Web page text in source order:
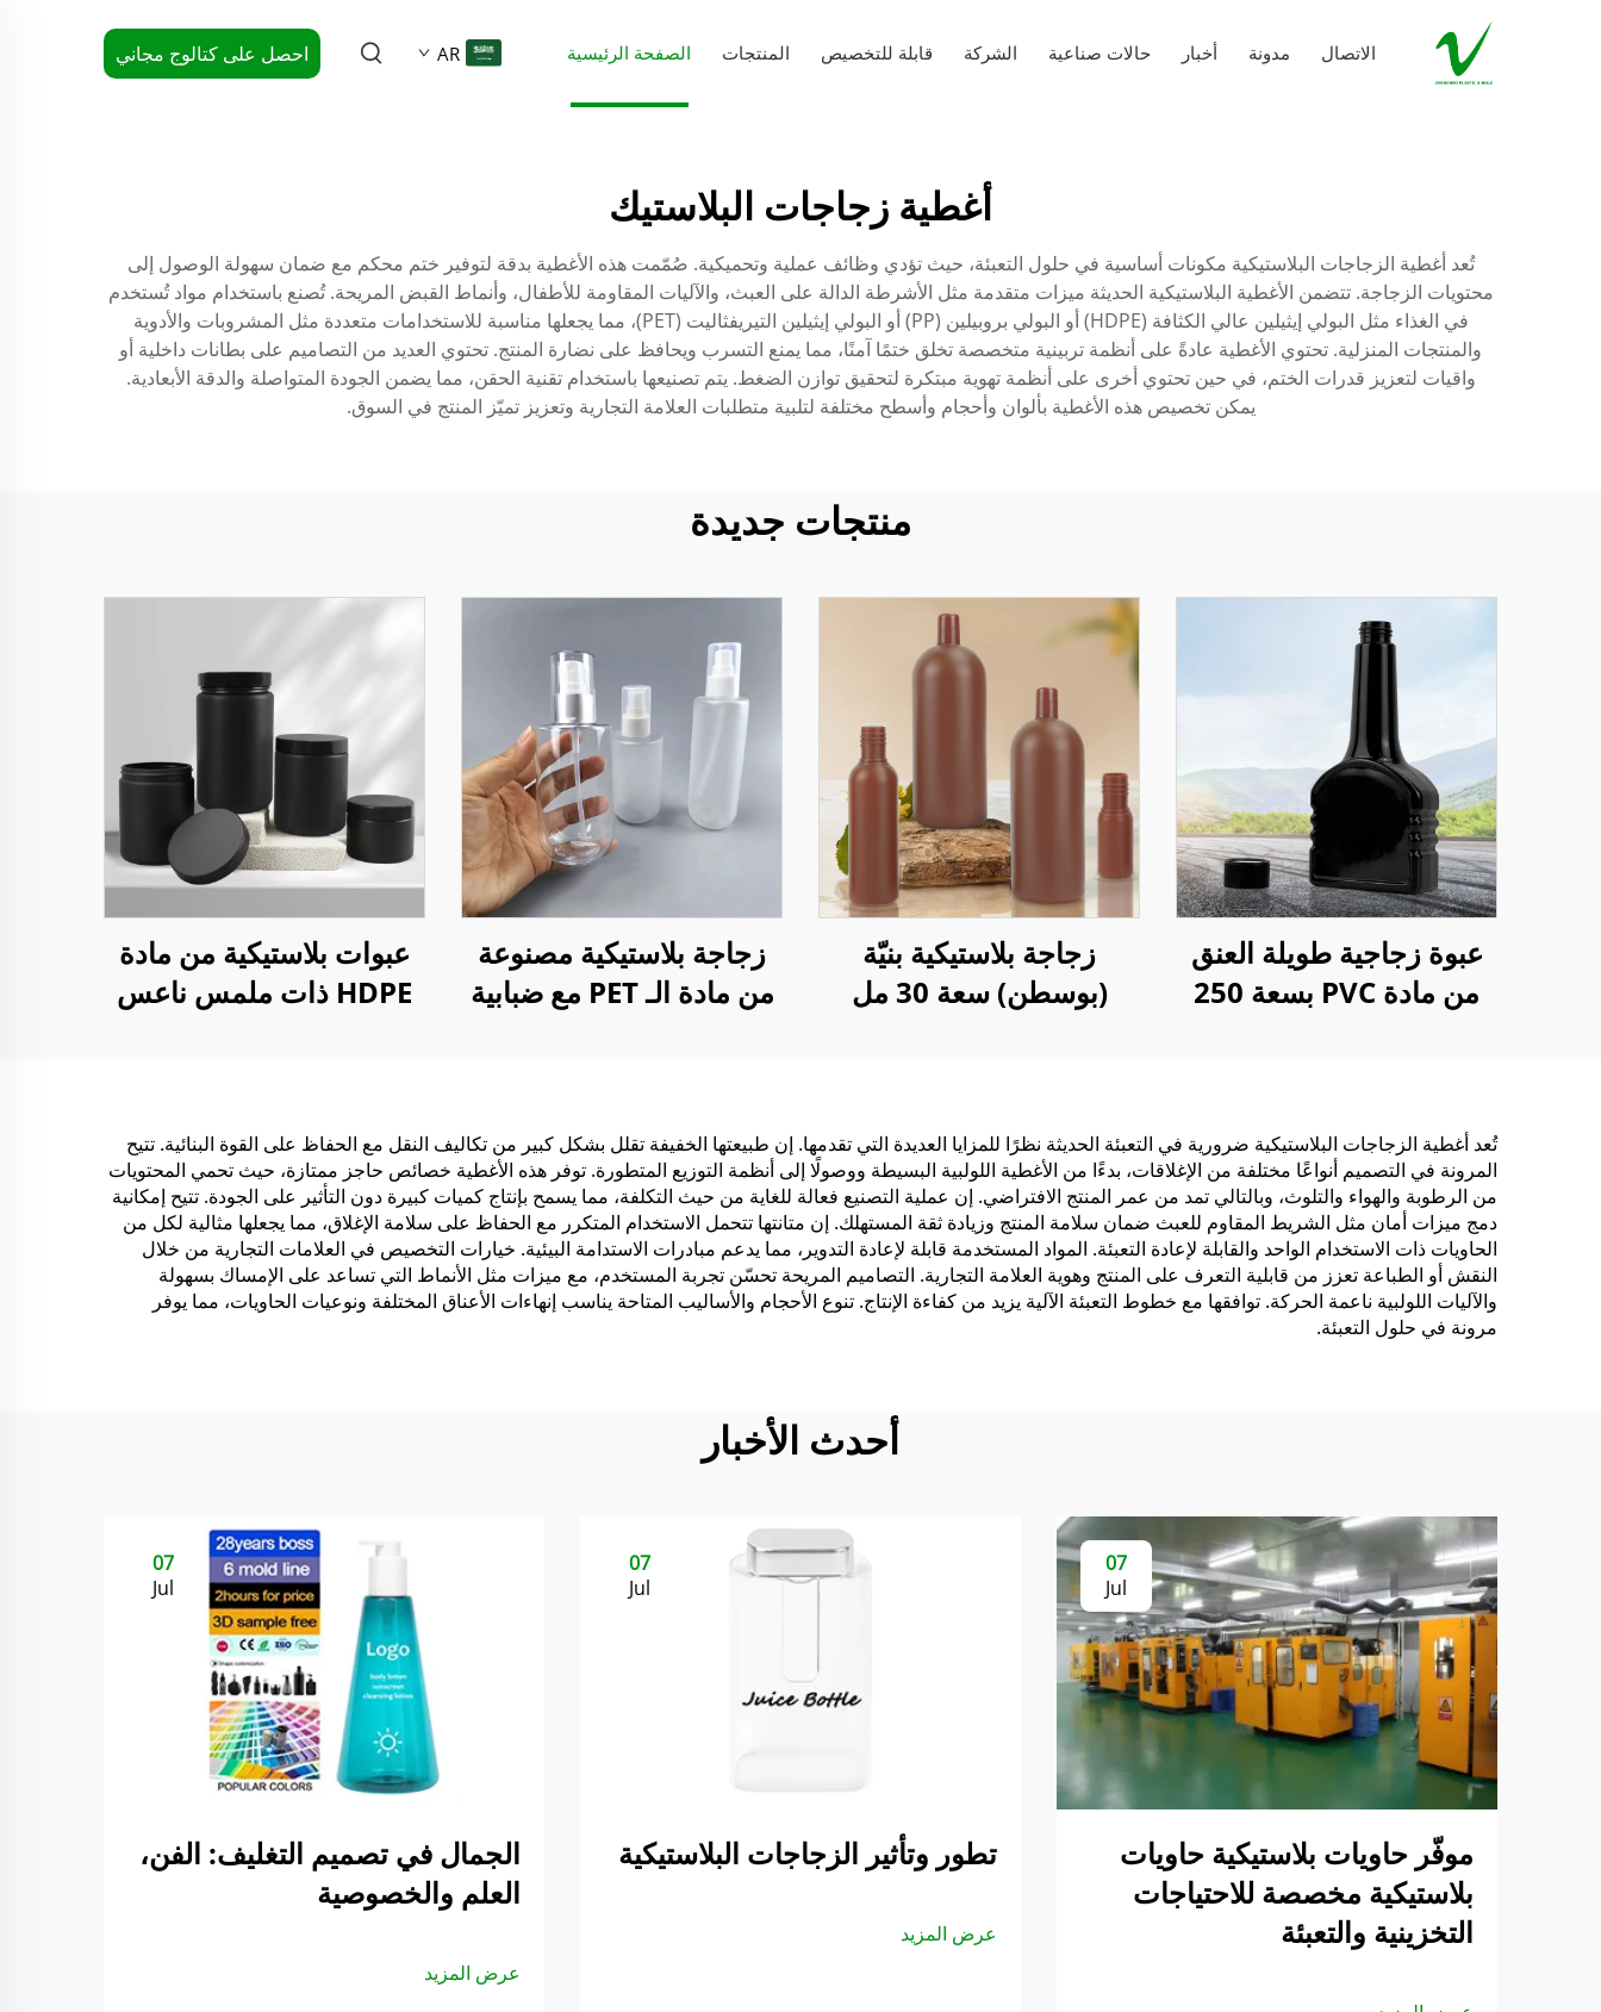
الصفحة الرئيسية المنتجات قابلة للتخصيص الشركة حالات صناعية أخبار مدونة الاتصال AR احصل على كتالوج مجاني
أغطية زجاجات البلاستيك
تُعد أغطية الزجاجات البلاستيكية مكونات أساسية في حلول التعبئة، حيث تؤدي وظائف عملية وتحميكية. صُمّمت هذه الأغطية بدقة لتوفير ختم محكم مع ضمان سهولة الوصول إلى
محتويات الزجاجة. تتضمن الأغطية البلاستيكية الحديثة ميزات متقدمة مثل الأشرطة الدالة على العبث، والآليات المقاومة للأطفال، وأنماط القبض المريحة. تُصنع باستخدام مواد تُستخدم
في الغذاء مثل البولي إيثيلين عالي الكثافة (HDPE) أو البولي بروبيلين (PP) أو البولي إيثيلين التيريفثاليت (PET)، مما يجعلها مناسبة للاستخدامات متعددة مثل المشروبات والأدوية
والمنتجات المنزلية. تحتوي الأغطية عادةً على أنظمة تربينية متخصصة تخلق ختمًا آمنًا، مما يمنع التسرب ويحافظ على نضارة المنتج. تحتوي العديد من التصاميم على بطانات داخلية أو
واقيات لتعزيز قدرات الختم، في حين تحتوي أخرى على أنظمة تهوية مبتكرة لتحقيق توازن الضغط. يتم تصنيعها باستخدام تقنية الحقن، مما يضمن الجودة المتواصلة والدقة الأبعادية.
يمكن تخصيص هذه الأغطية بألوان وأحجام وأسطح مختلفة لتلبية متطلبات العلامة التجارية وتعزيز تميّز المنتج في السوق.
منتجات جديدة
عبوة زجاجية طويلة العنق
من مادة PVC بسعة 250
زجاجة بلاستيكية بنيّة
(بوسطن) سعة 30 مل
زجاجة بلاستيكية مصنوعة
من مادة الـ PET مع ضبابية
عبوات بلاستيكية من مادة
HDPE ذات ملمس ناعس
تُعد أغطية الزجاجات البلاستيكية ضرورية في التعبئة الحديثة نظرًا للمزايا العديدة التي تقدمها. إن طبيعتها الخفيفة تقلل بشكل كبير من تكاليف النقل مع الحفاظ على القوة البنائية. تتيح
المرونة في التصميم أنواعًا مختلفة من الإغلاقات، بدءًا من الأغطية اللولبية البسيطة ووصولًا إلى أنظمة التوزيع المتطورة. توفر هذه الأغطية خصائص حاجز ممتازة، حيث تحمي المحتويات
من الرطوبة والهواء والتلوث، وبالتالي تمد من عمر المنتج الافتراضي. إن عملية التصنيع فعالة للغاية من حيث التكلفة، مما يسمح بإنتاج كميات كبيرة دون التأثير على الجودة. تتيح إمكانية
دمج ميزات أمان مثل الشريط المقاوم للعبث ضمان سلامة المنتج وزيادة ثقة المستهلك. إن متانتها تتحمل الاستخدام المتكرر مع الحفاظ على سلامة الإغلاق، مما يجعلها مثالية لكل من
الحاويات ذات الاستخدام الواحد والقابلة لإعادة التعبئة. المواد المستخدمة قابلة لإعادة التدوير، مما يدعم مبادرات الاستدامة البيئية. خيارات التخصيص في العلامات التجارية من خلال
النقش أو الطباعة تعزز من قابلية التعرف على المنتج وهوية العلامة التجارية. التصاميم المريحة تحسّن تجربة المستخدم، مع ميزات مثل الأنماط التي تساعد على الإمساك بسهولة
والآليات اللولبية ناعمة الحركة. توافقها مع خطوط التعبئة الآلية يزيد من كفاءة الإنتاج. تنوع الأحجام والأساليب المتاحة يناسب إنهاءات الأعناق المختلفة ونوعيات الحاويات، مما يوفر
مرونة في حلول التعبئة.
أحدث الأخبار
07
Jul
موفّر حاويات بلاستيكية حاويات
بلاستيكية مخصصة للاحتياجات
التخزينية والتعبئة
07
Jul
تطور وتأثير الزجاجات البلاستيكية
عرض المزيد
07
Jul
الجمال في تصميم التغليف: الفن،
العلم والخصوصية
عرض المزيد